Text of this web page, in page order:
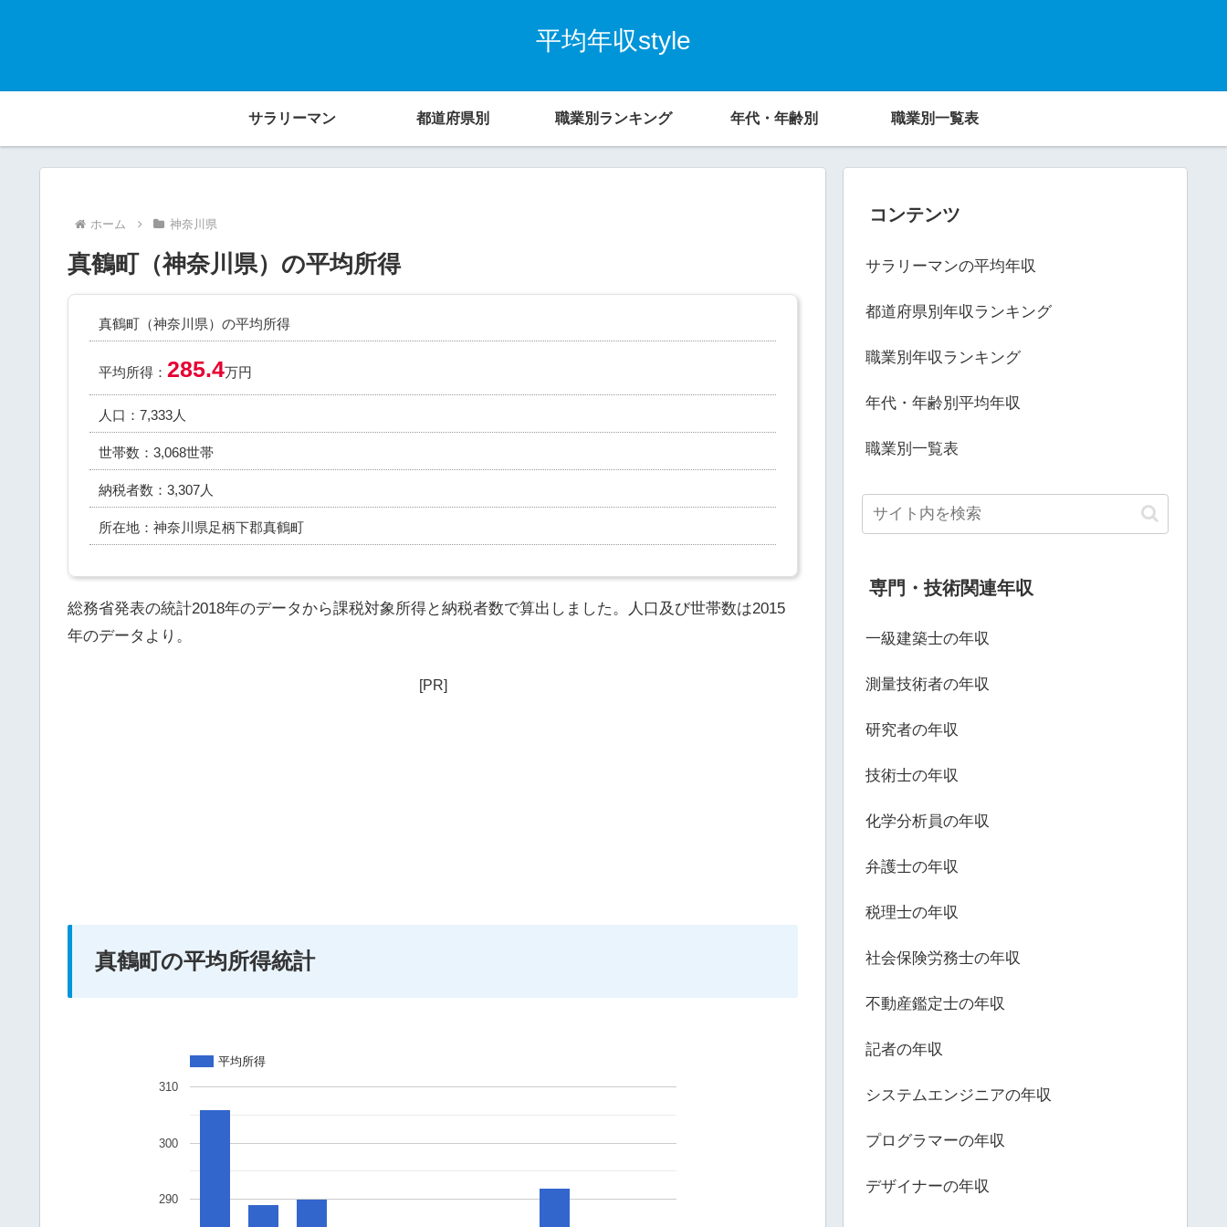
平均年収style
サラリーマン 都道府県別 職業別ランキング 年代・年齢別 職業別一覧表
ホーム 神奈川県
真鶴町（神奈川県）の平均所得
真鶴町（神奈川県）の平均所得
平均所得： 285.4万円
人口：7,333人
世帯数：3,068世帯
納税者数：3,307人
所在地：神奈川県足柄下郡真鶴町
総務省発表の統計2018年のデータから課税対象所得と納税者数で算出しました。人口及び世帯数は2015
年のデータより。
[PR]
真鶴町の平均所得統計
平均所得
290
300
310
コンテンツ
サラリーマンの平均年収
都道府県別年収ランキング
職業別年収ランキング
年代・年齢別平均年収
職業別一覧表
専門・技術関連年収
一級建築士の年収
測量技術者の年収
研究者の年収
技術士の年収
化学分析員の年収
弁護士の年収
税理士の年収
社会保険労務士の年収
不動産鑑定士の年収
記者の年収
システムエンジニアの年収
プログラマーの年収
デザイナーの年収